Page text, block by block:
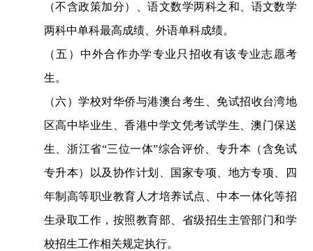
（不含政策加分）
、语文数学两科之和、语文数学
两科中单科最高成绩、外语单科成绩。
（ 五 ）中外合作办学专业只招收有该专业志愿考
生。
（六）学校对华侨与港澳台考生、免试招收台湾地
区高中毕业生、香港中学文凭考试学生、澳门保送
生、浙江省“三位一体”综合评价、专升本（含免试
专升本）
以及协作计划 、国家专项、地方专项
四
年制高等职业教育人才培养试点 、中本一体化等招
生录取工作，按照教育部、省级招生主管部门和学
校招生工作相关规定执行。